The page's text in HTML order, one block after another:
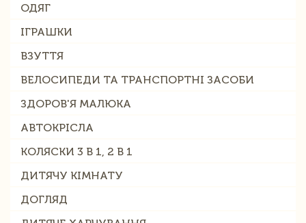
ОДЯГ
ІГРАШКИ
ВЗУТТЯ
ВЕЛОСИПЕДИ ТА ТРАНСПОРТНІ ЗАСОБИ
ЗДОРОВ'Я МАЛЮКА
АВТОКРІСЛА
КОЛЯСКИ 3 В 1, 2 В 1
ДИТЯЧУ КІМНАТУ
ДОГЛЯД